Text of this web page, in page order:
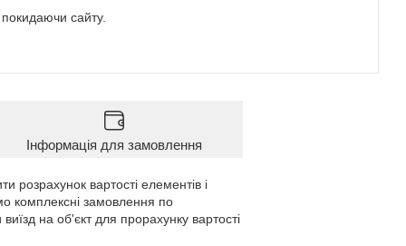
сайту.
Інформація для замовлення
розрахунок вартості елементів і
комплексні замовлення по
на об'єкт для прорахунку вартості